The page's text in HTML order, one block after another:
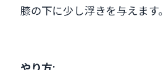
膝の下に少し浮きを与えます。